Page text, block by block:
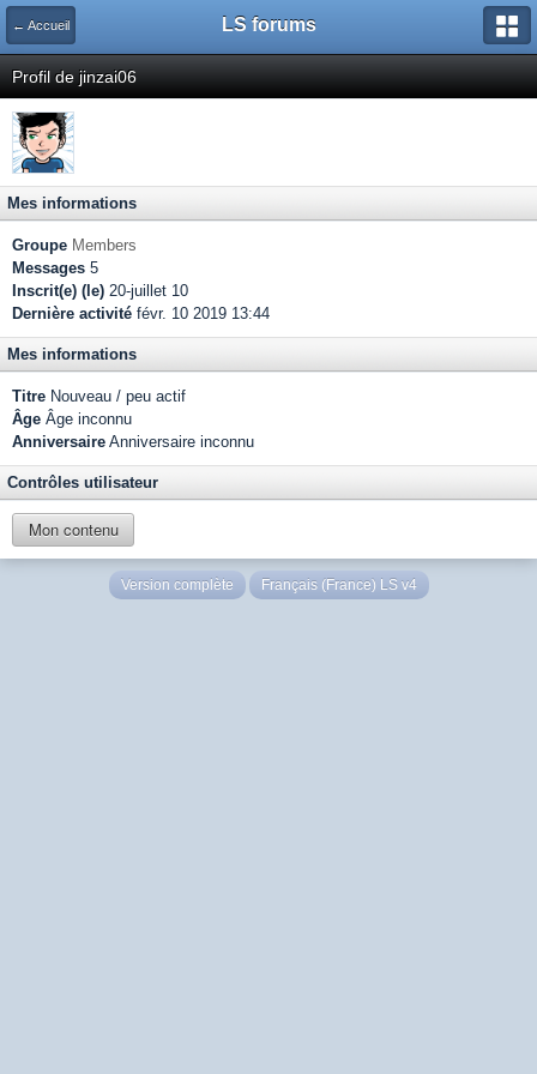
← Accueil LS forums
Profil de jinzai06
Mes informations
Groupe Members
Messages 5
Inscrit(e) (le) 20-juillet 10
Dernière activité févr. 10 2019 13:44
Mes informations
Titre Nouveau / peu actif
Âge Âge inconnu
Anniversaire Anniversaire inconnu
Contrôles utilisateur
Mon contenu
Version complète Français (France) LS v4